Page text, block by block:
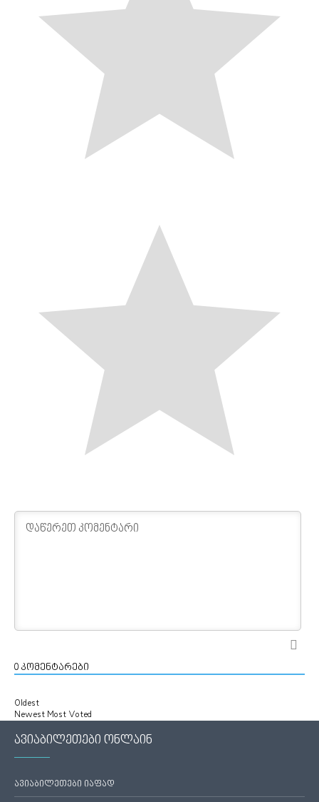
0 კომენტარები
Oldest
Newest Most Voted
ავიაბილეთები ონლაინ
ავიაბილეთები იაფად